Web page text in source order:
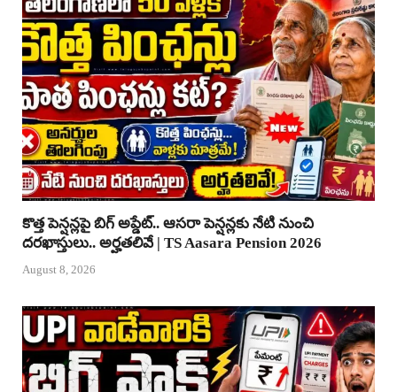
కొత్త పెన్షన్లపై బిగ్ అప్డేట్.. ఆసరా పెన్షన్లకు నేటి నుంచి
దరఖాస్తులు.. అర్హతలివే | TS Aasara Pension 2026
August 8, 2026